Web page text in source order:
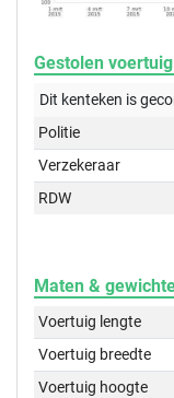
Gestolen
Dit kenteken is
Politie
Verzekeraar
RDW
Maten &
Voertuig lengte
Voertuig breedte
Voertuig hoogte